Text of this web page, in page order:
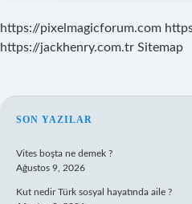
https://pixelmagicforum.com
https://jackhenry.com.tr Sitemap
SIDEBAR
SON YAZILAR
Vites boşta ne demek ?
Ağustos 9, 2026
Kut nedir Türk sosyal hayatında aile ?